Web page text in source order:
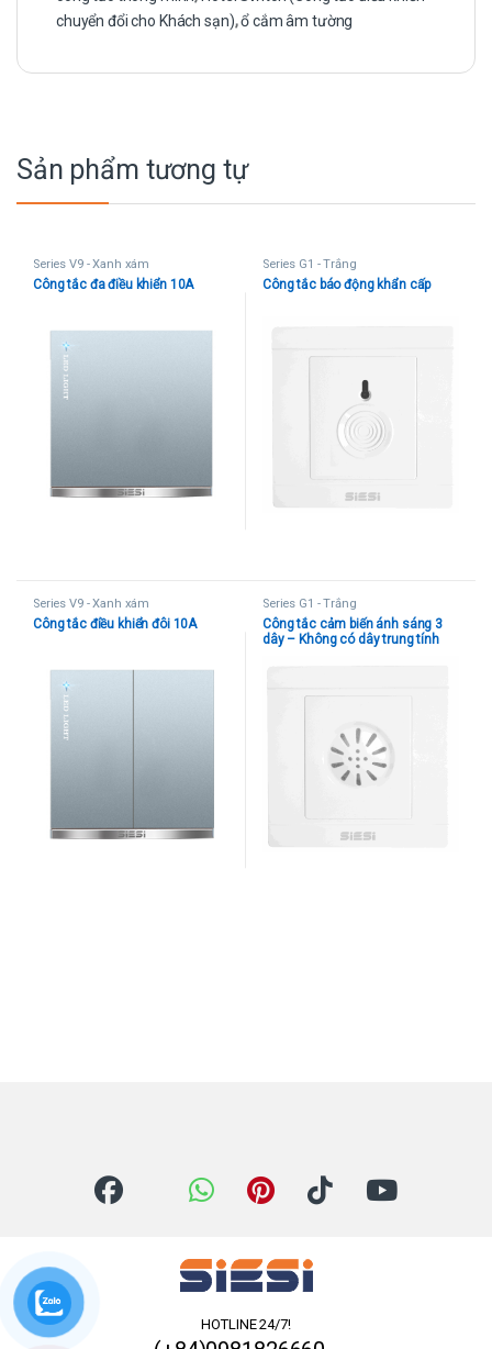
chuyển đổi cho Khách sạn),ổ cắm âm tường
Sản phẩm tương tự
Series V9 - Xanh xám
Công tắc đa điều khiển 10A
Series G1 - Trắng
Công tắc báo động khẩn cấp
Series V9 - Xanh xám
Công tắc điều khiển đôi 10A
Series G1 - Trắng
Công tắc cảm biến ánh sáng 3
dây – Không có dây trung tính
HOTLINE 24/7!